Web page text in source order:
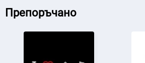
Препоръчано